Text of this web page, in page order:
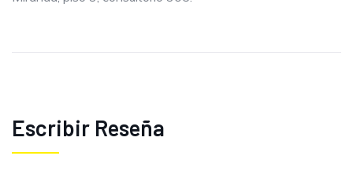
Escribir Reseña